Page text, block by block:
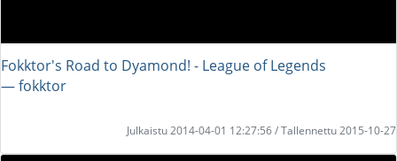
Fokktor's Road to Dyamond! - League of Legends
― fokktor
Julkaistu 2014-04-01 12:27:56 / Tallennettu 2015-10-27